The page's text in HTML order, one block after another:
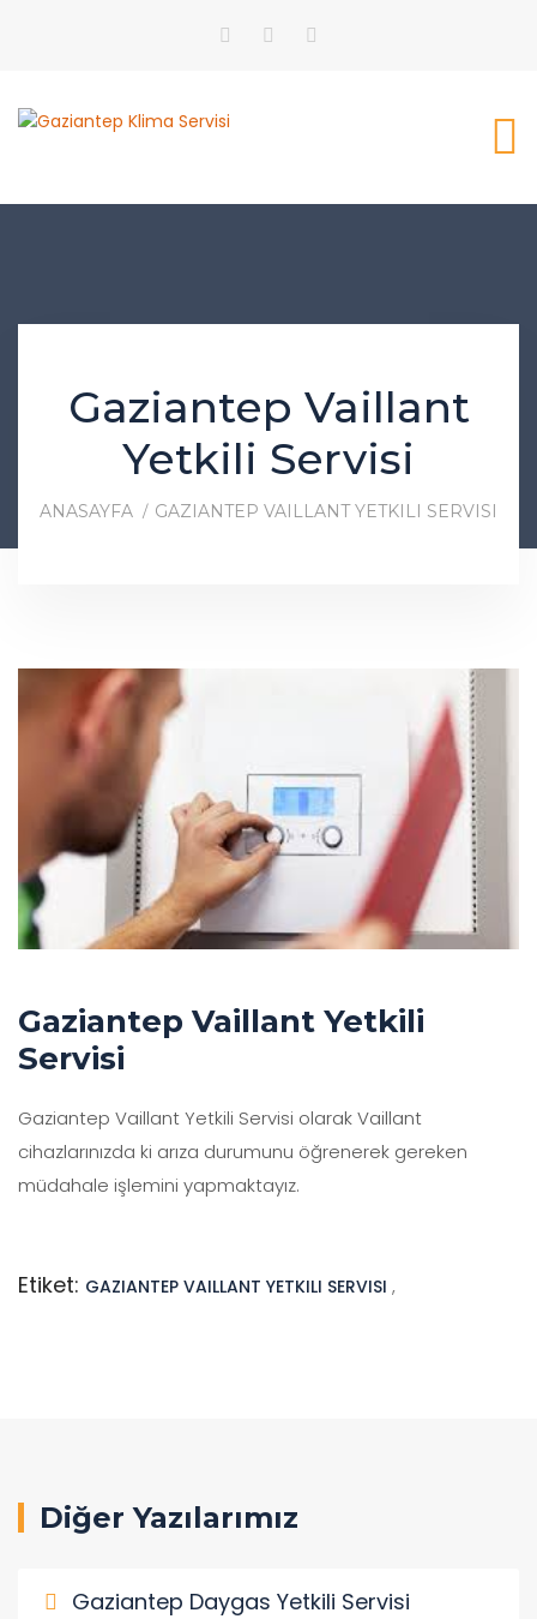
Gaziantep Vaillant
Yetkili Servisi
ANASAYFA GAZIANTEP VAILLANT YETKILI SERVISI
Gaziantep Vaillant Yetkili
Servisi
Gaziantep Vaillant Yetkili Servisi olarak Vaillant
cihazlarınızda ki arıza durumunu öğrenerek gereken
müdahale işlemini yapmaktayız.
Etiket: GAZIANTEP VAILLANT YETKILI SERVISI ,
Diğer Yazılarımız
Gaziantep Daygas Yetkili Servisi